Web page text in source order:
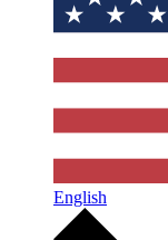
English